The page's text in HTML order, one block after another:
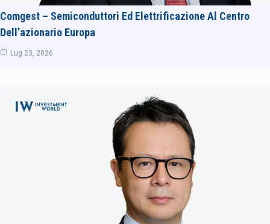
Comgest – Semiconduttori Ed Elettrificazione Al Centro
Dell’azionario Europa
Lug 23, 2026